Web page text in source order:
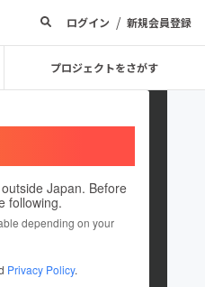
ログイン / 新規会員登録
プロジェクトをさがす
Japan. Before
following.
depending on your
Privacy Policy.
ェクトを投稿しています